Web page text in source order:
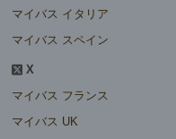
マイバス イタリア
マイバス スペイン
X
マイバス フランス
マイバス UK